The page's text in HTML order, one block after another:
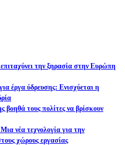
την ξηρασία στην Ευρώπη
έργα ύδρευσης: Ενισχύεται η
βοηθά τους πολίτες να βρίσκουν
νέα τεχνολογία για την
χώρους εργασίας